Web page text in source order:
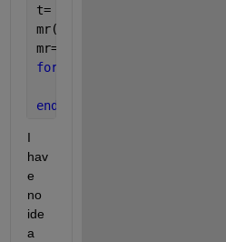
t= linspace(6.5,165,1);
mr(t)=mi-((mi-mf)*(t./tb));
mr=[]
for
end
I
hav
e
no
ide
a